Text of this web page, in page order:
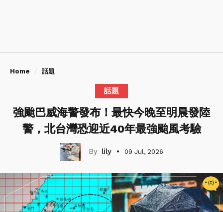
Home 話題
話題
強颱巴威海警發布！最快今晚至明晨發陸
警，北台灣恐迎近40年最強颱風考驗
lily 09 Jul, 2026